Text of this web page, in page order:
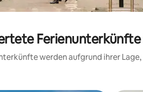
werden aufgrund ihrer